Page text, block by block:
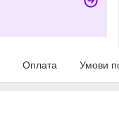
Оплата Умови